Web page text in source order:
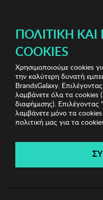
Stylish Clearance Vol.1
Γυναικείο Καπέλο/Σκουφί
Stylish
Λήγει σε: 01ημέρες | 17
ΠΟΛΙΤΙΚΉ ΚΑΙ
COOKIES
Χρησιμοποιούμε cookies
την καλύτερη δυνατή
BrandsGalaxy.
λαμβάνετε όλα τα cookies
διαφήμισης).
λαμβάνετε μόνο τα
πολιτική μας για τα